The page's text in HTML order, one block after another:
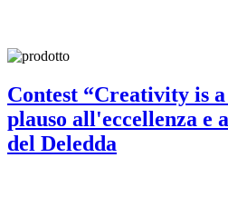
Contest “Creativity is
plauso all'eccellenza e
del Deledda